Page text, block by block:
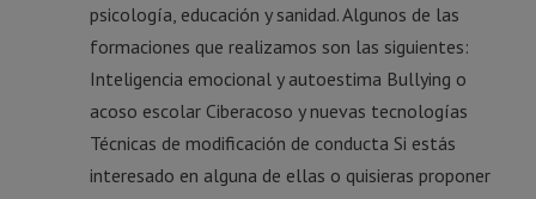
psicología, educación y sanidad. Algunos de las
formaciones que realizamos son las siguientes:
Inteligencia emocional y autoestima Bullying o
acoso escolar Ciberacoso y nuevas tecnologías
Técnicas de modificación de conducta Si estás
interesado en alguna de ellas o quisieras proponer